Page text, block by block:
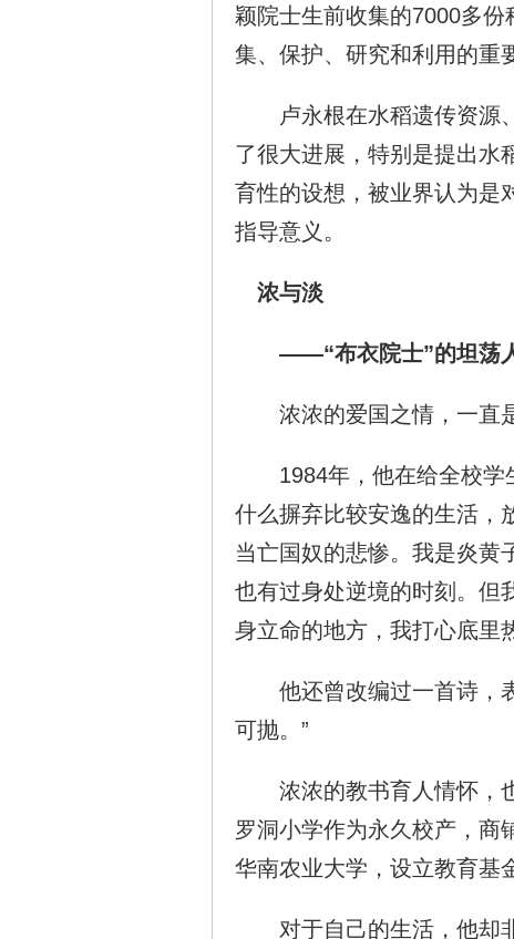
颖院士生前收集的7000多
集、保护、研究和利用的重
卢永根在水稻遗传资源、
了很大进展，特别是提出水
育性的设想，被业界认为是
指导意义。
浓与淡
——“布衣院士”的坦荡
浓浓的爱国之情，一直是
1984年，他在给全校学生
什么摒弃比较安逸的生活，
当亡国奴的悲惨。我是炎黄
也有过身处逆境的时刻。但
身立命的地方，我打心底里
他还曾改编过一首诗，表
可抛。”
浓浓的教书育人情怀，也
罗洞小学作为永久校产，商
华南农业大学，设立教育基
对于自己的生活，他却非